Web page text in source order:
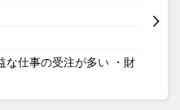
な仕事の受注が多い ・財